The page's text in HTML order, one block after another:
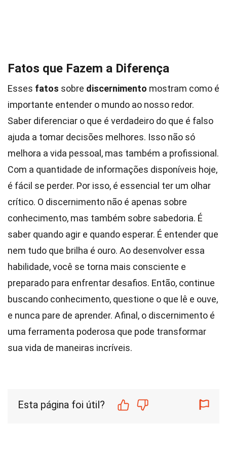
Fatos que Fazem a Diferença
Esses fatos sobre discernimento mostram como é
importante entender o mundo ao nosso redor.
Saber diferenciar o que é verdadeiro do que é falso
ajuda a tomar decisões melhores. Isso não só
melhora a vida pessoal, mas também a profissional.
Com a quantidade de informações disponíveis hoje,
é fácil se perder. Por isso, é essencial ter um olhar
crítico. O discernimento não é apenas sobre
conhecimento, mas também sobre sabedoria. É
saber quando agir e quando esperar. É entender que
nem tudo que brilha é ouro. Ao desenvolver essa
habilidade, você se torna mais consciente e
preparado para enfrentar desafios. Então, continue
buscando conhecimento, questione o que lê e ouve,
e nunca pare de aprender. Afinal, o discernimento é
uma ferramenta poderosa que pode transformar
sua vida de maneiras incríveis.
Esta página foi útil?